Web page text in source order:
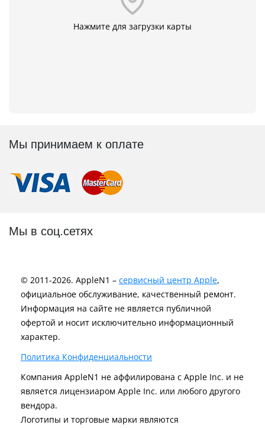
Нажмите для загрузки карты
Мы принимаем к оплате
Мы в соц.сетях
© 2011-2026. AppleN1 – сервисный центр Apple,
официальное обслуживание, качественный ремонт.
Информация на сайте не является публичной
офертой и носит исключительно информационный
характер.
Политика Конфиденциальности
Компания AppleN1 не аффилирована c Apple Inc. и не
является лицензиаром Apple Inc. или любого другого
вендора.
Логотипы и торговые марки являются